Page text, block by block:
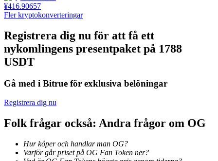
¥416.90657
Fler kryptokonverteringar
Registrera dig nu för att få ett
nykomlingens presentpaket på 1788
USDT
Gå med i Bitrue för exklusiva belöningar
Registrera dig nu
Folk frågar också: Andra frågor om OG
Hur köper och handlar man OG?
Varför går priset på OG Fan Token ner?